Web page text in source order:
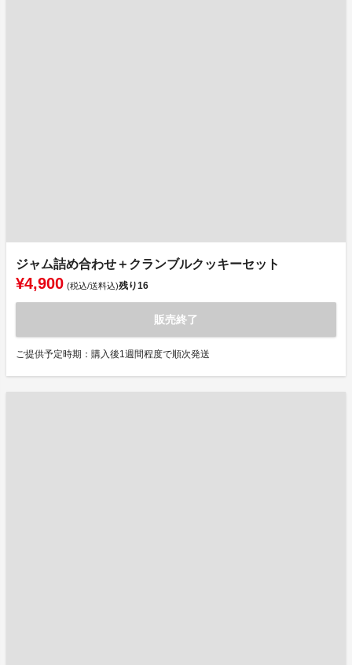
ジャム詰め合わせ＋クランブルクッキーセット
¥4,900 (税込/送料込)残り16
販売終了
ご提供予定時期：購入後1週間程度で順次発送